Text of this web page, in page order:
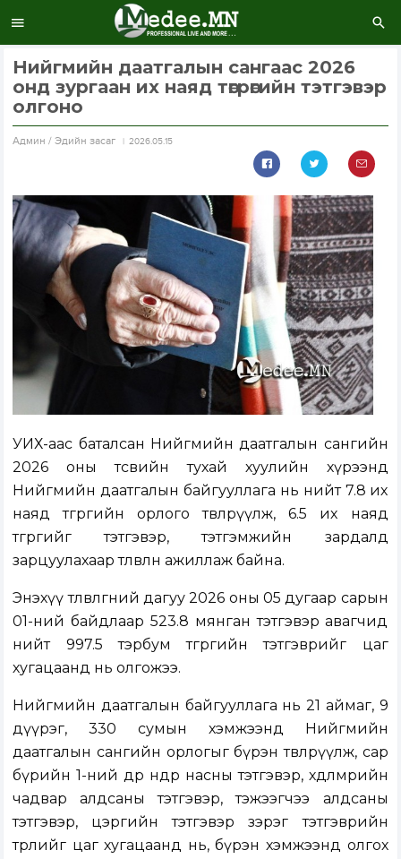
Нийгмийн даатгалын сангаас 2026
онд зургаан их наяд төгрөгийн тэтгэвэр
олгоно
Aдмин / Эдийн засаг 2026.05.15
УИХ-аас баталсан Нийгмийн даатгалын сангийн
2026 оны төсвийн тухай хуулийн хүрээнд
Нийгмийн даатгалын байгууллага нь нийт 7.8 их
наяд төгрөгийн орлого төвлөрүүлж, 6.5 их наяд
төгрөгийг тэтгэвэр, тэтгэмжийн зардалд
зарцуулахаар төлөвлөн ажиллаж байна.
Энэхүү төлөвлөгөөний дагуу 2026 оны 05 дугаар сарын
01-ний байдлаар 523.8 мянган тэтгэвэр авагчид
нийт 997.5 тэрбум төгрөгийн тэтгэврийг цаг
хугацаанд нь олгожээ.
Нийгмийн даатгалын байгууллага нь 21 аймаг, 9
дүүрэг, 330 сумын хэмжээнд Нийгмийн
даатгалын сангийн орлогыг бүрэн төвлөрүүлж, сар
бүрийн 1-ний өдөр өндөр насны тэтгэвэр, хөдөлмөрийн
чадвар алдсаны тэтгэвэр, тэжээгчээ алдсаны
тэтгэвэр, цэргийн тэтгэвэр зэрэг тэтгэврийн
төрлийг цаг хугацаанд нь, бүрэн хэмжээнд олгох